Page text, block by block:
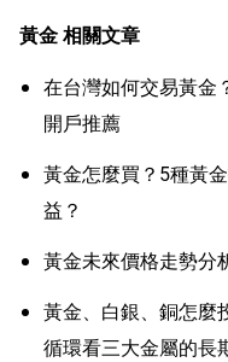
黃金相關文章
在台灣如何交易黃金
開戶推薦
黃金怎麼買？5種黃
益？
黃金未來價格走勢分
黃金、白銀、銅怎麼
循環看三大金屬的長